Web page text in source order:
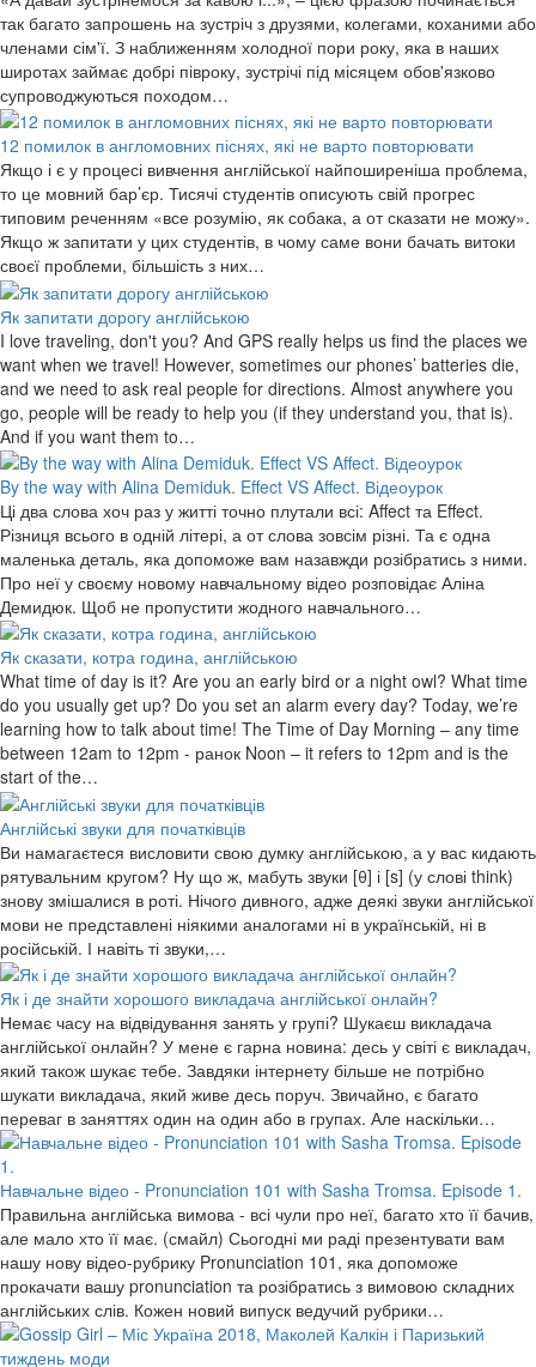
так багато запрошень на зустріч з друзями, колегами, коханими або
членами сім'ї. З наближенням холодної пори року, яка в наших
широтах займає добрі півроку, зустрічі під місяцем обов'язково
супроводжуються походом…
12 помилок в англомовних піснях, які не варто повторювати
Якщо і є у процесі вивчення англійської найпоширеніша проблема,
то це мовний бар’єр. Тисячі студентів описують свій прогрес
типовим реченням «все розумію, як собака, а от сказати не можу».
Якщо ж запитати у цих студентів, в чому саме вони бачать витоки
своєї проблеми, більшість з них…
Як запитати дорогу англійською
I love traveling, don't you? And GPS really helps us find the places we
want when we travel! However, sometimes our phones’ batteries die,
and we need to ask real people for directions. Almost anywhere you
go, people will be ready to help you (if they understand you, that is).
And if you want them to…
By the way with Alina Demiduk. Effect VS Affect. Відеоурок
Ці два слова хоч раз у житті точно плутали всі: Affect та Effect.
Різниця всього в одній літері, а от слова зовсім різні. Та є одна
маленька деталь, яка допоможе вам назавжди розібратись з ними.
Про неї у своєму новому навчальному відео розповідає Аліна
Демидюк. Щоб не пропустити жодного навчального…
Як сказати, котра година, англійською
What time of day is it? Are you an early bird or a night owl? What time
do you usually get up? Do you set an alarm every day? Today, we’re
learning how to talk about time! The Time of Day Morning – any time
between 12am to 12pm - ранок Noon – it refers to 12pm and is the
start of the…
Англійські звуки для початківців
Ви намагаєтеся висловити свою думку англійською, а у вас кидають
рятувальним кругом? Ну що ж, мабуть звуки [θ] і [s] (у слові think)
знову змішалися в роті. Нічого дивного, адже деякі звуки англійської
мови не представлені ніякими аналогами ні в українській, ні в
російській. І навіть ті звуки,…
Як і де знайти хорошого викладача англійської онлайн?
Немає часу на відвідування занять у групі? Шукаєш викладача
англійської онлайн? У мене є гарна новина: десь у світі є викладач,
який також шукає тебе. Завдяки інтернету більше не потрібно
шукати викладача, який живе десь поруч. Звичайно, є багато
переваг в заняттях один на один або в групах. Але наскільки…
Навчальне відео - Pronunciation 101 with Sasha Tromsa. Episode 1.
Правильна англійська вимова - всі чули про неї, багато хто її бачив,
але мало хто її має. (смайл) Сьогодні ми раді презентувати вам
нашу нову відео-рубрику Pronunciation 101, яка допоможе
прокачати вашу pronunciation та розібратись з вимовою складних
англійських слів. Кожен новий випуск ведучий рубрики…